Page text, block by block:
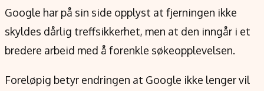
Google har på sin side opplyst at fjerningen ikke
skyldes dårlig treffsikkerhet, men at den inngår i et
bredere arbeid med å forenkle søkeopplevelsen.
Foreløpig betyr endringen at Google ikke lenger vil